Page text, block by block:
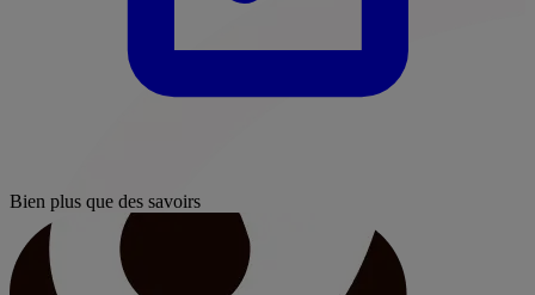
Bien plus que des savoirs